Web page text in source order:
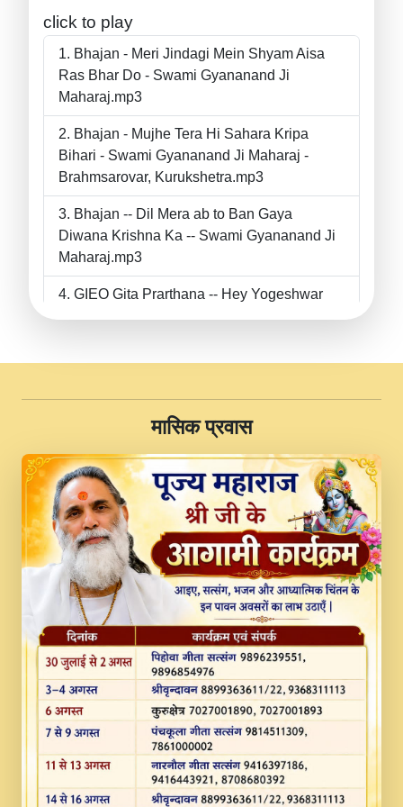
click to play
Bhajan - Meri Jindagi Mein Shyam Aisa
Ras Bhar Do - Swami Gyananand Ji
Maharaj.mp3
Bhajan - Mujhe Tera Hi Sahara Kripa
Bihari - Swami Gyananand Ji Maharaj -
Brahmsarovar, Kurukshetra.mp3
Bhajan -- Dil Mera ab to Ban Gaya
Diwana Krishna Ka -- Swami Gyananand Ji
Maharaj.mp3
GIEO Gita Prarthana -- Hey Yogeshwar
II Swami Gyananand Ji Maharaj.mp3
JINU SATGURU AAP BULAVE by Rasik
Pawan ji 20-11-19 Sankirtan At VEER JI
PRABHU KUTEER CHANNEL.mp3
Kina Sohna Tera Bhawan Sajaya Mata
Vaishno Devi Aarti Mata Rani Bhajan By
Lakhwinder Wadali Ji.mp3
MERE MANN VICH KANTH KALER
NEW PUNAJBI DEVOTIONAL SONG 2017
FULL VIDEO HD.mp3
Na To Roop Hai Bindu Ji Maharaj Pad - A
Divine Bhajan by Shri Indresh Ji
#BhaktiPath.mp3
Radha Rani Ki Kirpa Best Devotional
Song By Chitra Vichitra.mp3
​मासिक प्रवास